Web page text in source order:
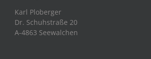
Karl Ploberger
Dr. Schuhstraße 20
A-4863 Seewalchen